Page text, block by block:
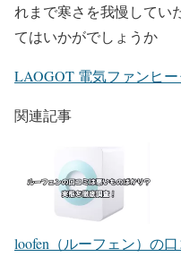
れまで寒さを我慢してい
てはいかがでしょうか
LAOGOT 電気ファンヒー
関連記事
loofen（ルーフェン）の